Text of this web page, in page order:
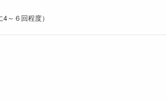
～６回程度）